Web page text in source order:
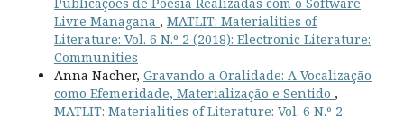
Livre Managana , MATLIT: Materialities of
Literature: Vol. 6 N.º 2 (2018): Electronic Literature:
Communities
Anna Nacher, Gravando a Oralidade: A Vocalização
como Efemeridade, Materialização e Sentido ,
MATLIT: Materialities of Literature: Vol. 6 N.º 2